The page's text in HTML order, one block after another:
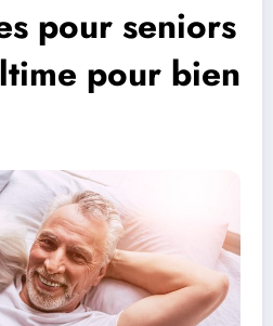
pour seniors
pour bien